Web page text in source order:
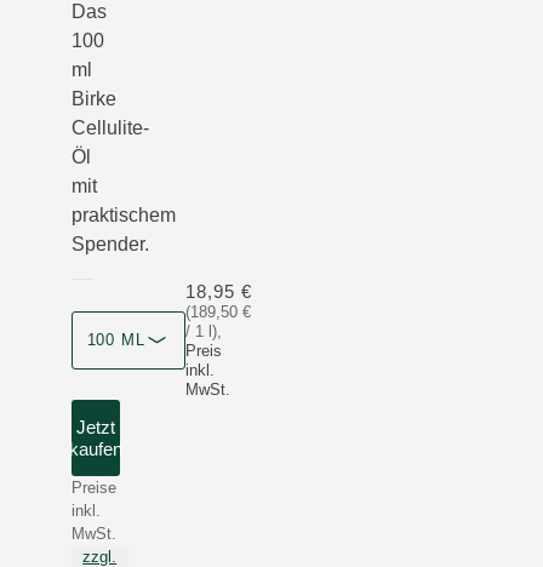
Das
100
ml
Birke
Cellulite-
Öl
mit
praktischem
Spender.
100 ML
(189,50 €
/ 1 l),
Preis
inkl.
MwSt.
18,95 €
Jetzt
kaufen
Preise
inkl.
MwSt.
zzgl.